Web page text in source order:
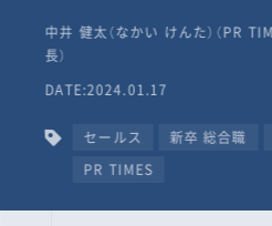
タビュー
TIMESな人た
中井 健太（なかい けんた）（PR
長）
DATE:2024.01.17
セールス 新卒 総合職
PR TIMES